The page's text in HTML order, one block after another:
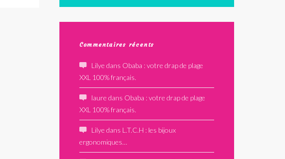
Commentaires récents
Lilye dans Obaba : votre drap de plage
XXL 100% français.
laure dans Obaba : votre drap de plage
XXL 100% français.
Lilye dans L.T.C.H : les bijoux
ergonomiques…